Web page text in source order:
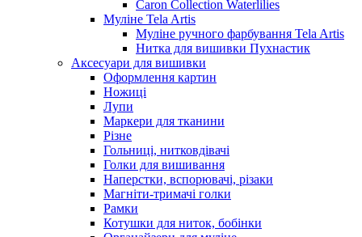
Caron Collection Waterlilies
Муліне Tela Artis
Муліне ручного фарбування Tela Artis
Нитка для вишивки Пухнастик
Аксесуари для вишивки
Оформлення картин
Ножиці
Лупи
Маркери для тканини
Різне
Гольниці, нитковдівачі
Голки для вишивання
Наперстки, вспорювачі, різаки
Магніти-тримачі голки
Рамки
Котушки для ниток, бобінки